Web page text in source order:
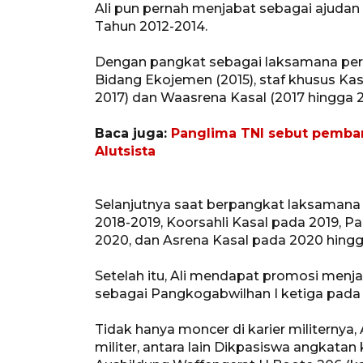
Ali pun pernah menjabat sebagai
Tahun 2012-2014.
Dengan pangkat sebagai laksamana
Bidang Ekojemen (2015), staf khusus
2017) dan Waasrena Kasal (2017 hingga
Baca juga: Panglima TNI sebut
Alutsista
Selanjutnya saat berpangkat
2018-2019, Koorsahli Kasal pada 2019,
2020, dan Asrena Kasal pada 2020
Setelah itu, Ali mendapat promosi
sebagai Pangkogabwilhan I ketiga
Tidak hanya moncer di karier
militer, antara lain Dikpasiswa angkatan